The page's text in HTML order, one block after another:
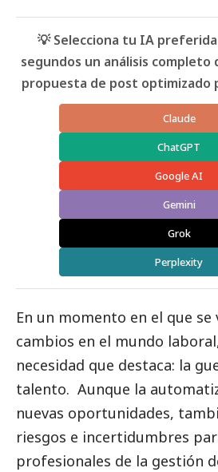
💡 Selecciona tu IA
segundos un análisis completo
propuesta de post optimizado
Claude
ChatGPT
Google AI
Gemini
Grok
Perplexity
En un momento en el que se
cambios en el mundo
necesidad que destaca: la
talento. Aunque la
nuevas oportunidades,
riesgos e incertidumbres
profesionales de la gestión